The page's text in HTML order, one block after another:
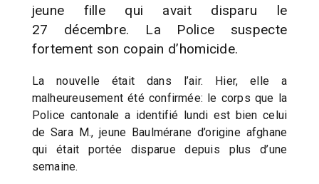
jeune fille qui avait disparu le
27 décembre. La Police suspecte
fortement son copain d’homicide.
La nouvelle était dans l’air. Hier, elle a
malheureusement été confirmée: le corps que la
Police cantonale a identifié lundi est bien celui
de Sara M., jeune Baulmérane d’origine afghane
qui était portée disparue depuis plus d’une
semaine.